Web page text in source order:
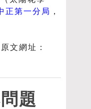
正第一分局 ，
文網址：
題